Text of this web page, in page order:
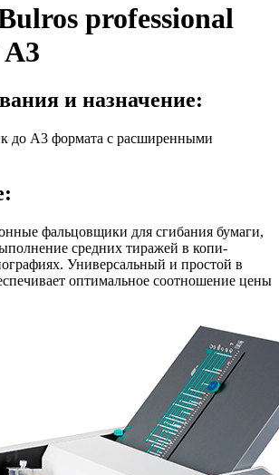
professional
A3
и назначение:
до А3 формата с расширенными
фальцовщики для сгибания бумаги,
средних тиражей в копи-
Универсальный и простой в
оптимальное соотношение цены